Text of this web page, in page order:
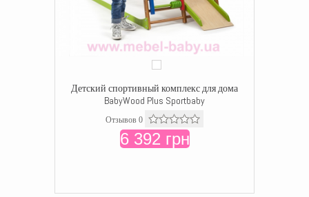
Детский спортивный комплекс для дома
BabyWood Plus Sportbaby
Отзывов 0
6 392 грн